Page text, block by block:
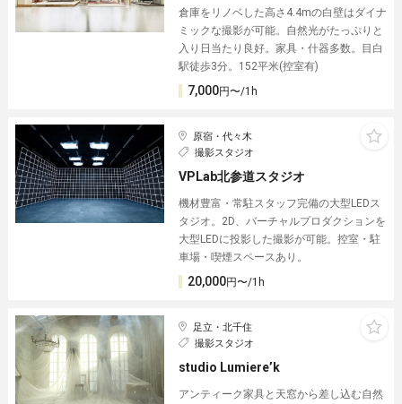
倉庫をリノベした高さ4.4mの白壁はダイナ
ミックな撮影が可能。自然光がたっぷりと
入り日当たり良好。家具・什器多数。目白
駅徒歩3分。152平米(控室有)
7,000円〜/1h
原宿・代々木
撮影スタジオ
VPLab北参道スタジオ
機材豊富・常駐スタッフ完備の大型LEDス
タジオ。2D、バーチャルプロダクションを
大型LEDに投影した撮影が可能。控室・駐
車場・喫煙スペースあり。
20,000円〜/1h
足立・北千住
撮影スタジオ
studio Lumiere’k
アンティーク家具と天窓から差し込む自然